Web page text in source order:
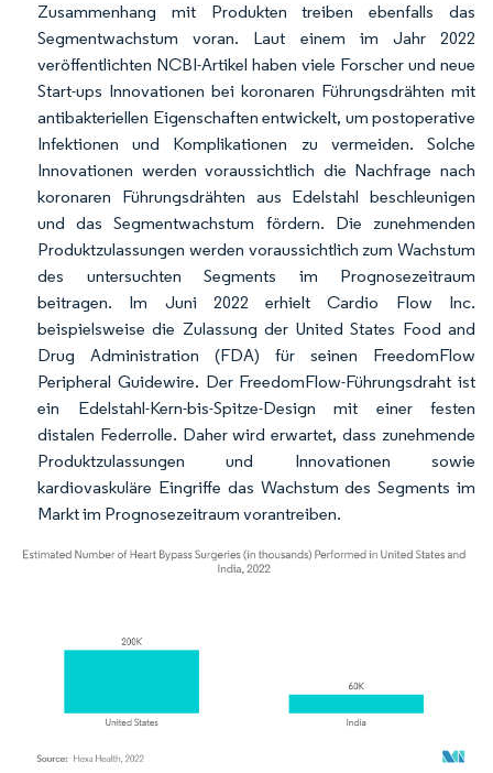
Zusammenhang mit Produkten treiben ebenfalls das
Segmentwachstum voran. Laut einem im Jahr 2022
veröffentlichten NCBI-Artikel haben viele Forscher und neue
Start-ups Innovationen bei koronaren Führungsdrähten mit
antibakteriellen Eigenschaften entwickelt, um postoperative
Infektionen und Komplikationen zu vermeiden. Solche
Innovationen werden voraussichtlich die Nachfrage nach
koronaren Führungsdrähten aus Edelstahl beschleunigen
und das Segmentwachstum fördern. Die zunehmenden
Produktzulassungen werden voraussichtlich zum Wachstum
des untersuchten Segments im Prognosezeitraum
beitragen. Im Juni 2022 erhielt Cardio Flow Inc.
beispielsweise die Zulassung der United States Food and
Drug Administration (FDA) für seinen FreedomFlow
Peripheral Guidewire. Der FreedomFlow-Führungsdraht ist
ein Edelstahl-Kern-bis-Spitze-Design mit einer festen
distalen Federrolle. Daher wird erwartet, dass zunehmende
Produktzulassungen und Innovationen sowie
kardiovaskuläre Eingriffe das Wachstum des Segments im
Markt im Prognosezeitraum vorantreiben.